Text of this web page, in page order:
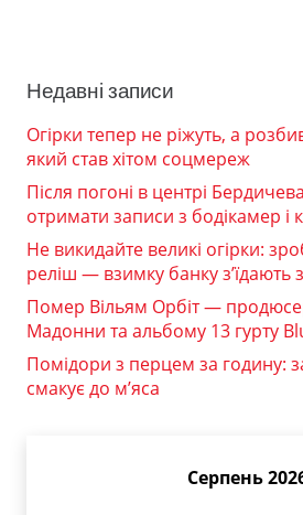
Недавні записи
Огірки тепер не ріжуть, а
який став хітом соцмереж
Після погоні в центрі
отримати записи з бодікамер і
Не викидайте великі огірки:
реліш — взимку банку з’їдають
Помер Вільям Орбіт —
Мадонни та альбому 13 гурту
Помідори з перцем за годину:
смакує до м’яса
Серпень